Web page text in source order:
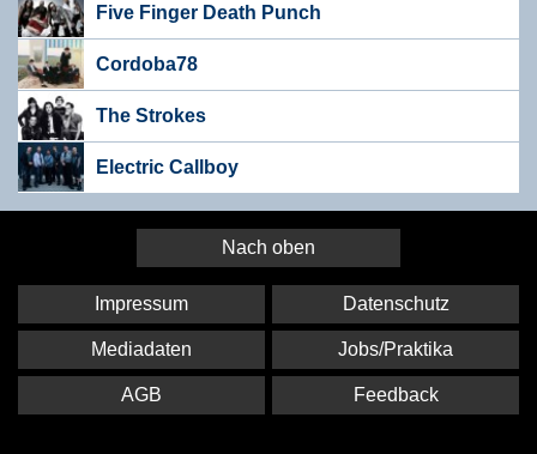
Five Finger Death Punch
Cordoba78
The Strokes
Electric Callboy
Nach oben
Impressum Datenschutz
Mediadaten Jobs/Praktika
AGB Feedback